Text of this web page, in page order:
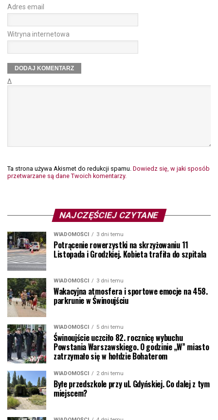
Adres email
Witryna internetowa
Δ
Ta strona używa Akismet do redukcji spamu. Dowiedz się, w jaki sposób
przetwarzane są dane Twoich komentarzy.
NAJCZĘŚCIEJ CZYTANE
WIADOMOŚCI 3 dni temu
Potrącenie rowerzystki na skrzyżowaniu 11
Listopada i Grodzkiej. Kobieta trafiła do szpitala
WIADOMOŚCI 3 dni temu
Wakacyjna atmosfera i sportowe emocje na 458.
parkrunie w Świnoujściu
WIADOMOŚCI 5 dni temu
Świnoujście uczciło 82. rocznicę wybuchu
Powstania Warszawskiego. O godzinie „W” miasto
zatrzymało się w hołdzie Bohaterom
WIADOMOŚCI 2 dni temu
Byłe przedszkole przy ul. Gdyńskiej. Co dalej z tym
miejscem?